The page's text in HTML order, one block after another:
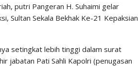
putri Pangeran H. Suhaimi gelar
Sultan Sekala Bekhak Ke-21 Kepaksian
setingkat lebih tinggi dalam surat
jabatan Pati Sahli Kapolri (penugasan